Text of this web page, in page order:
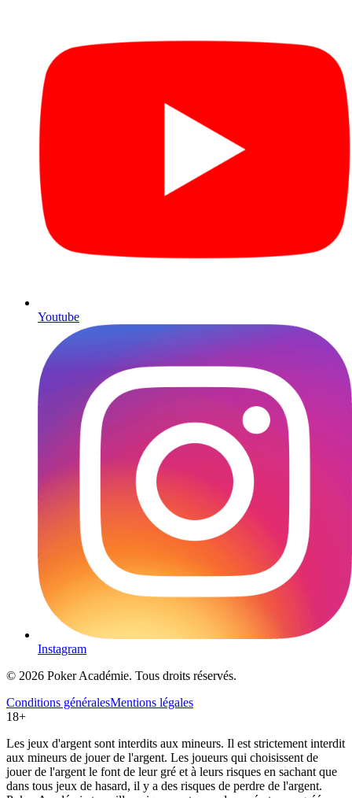
Youtube
Instagram
© 2026 Poker Académie. Tous droits réservés.
Conditions généralesMentions légales
18+
Les jeux d'argent sont interdits aux mineurs. Il est strictement interdit
aux mineurs de jouer de l'argent. Les joueurs qui choisissent de
jouer de l'argent le font de leur gré et à leurs risques en sachant que
dans tous jeux de hasard, il y a des risques de perdre de l'argent.